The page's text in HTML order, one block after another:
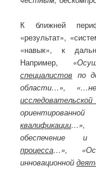
К ближней
«результат»,
«навык», к
Например,
специалистов по
области…»,
квалификации…»,
обеспечение
процесса…»,
инновационной